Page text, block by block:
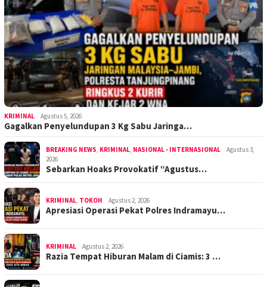
KRIMINAL Agustus 5, 2026
Gagalkan Penyelundupan 3 Kg Sabu Jaringa…
BREAKING NEWS, KRIMINAL, NASIONAL - INTERNASIONAL
Agustus 3,
2026
Sebarkan Hoaks Provokatif “Agustus…
KRIMINAL, TOKOH Agustus 2, 2026
Apresiasi Operasi Pekat Polres Indramayu…
KRIMINAL Agustus 2, 2026
Razia Tempat Hiburan Malam di Ciamis: 3 …